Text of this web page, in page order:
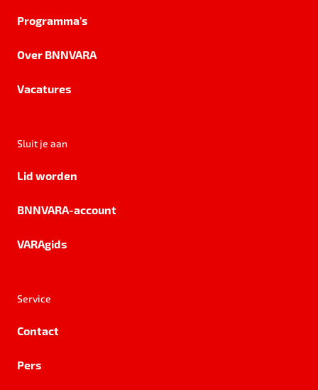
Programma's
Over BNNVARA
Vacatures
Sluit je aan
Lid worden
BNNVARA-account
VARAgids
Service
Contact
Pers